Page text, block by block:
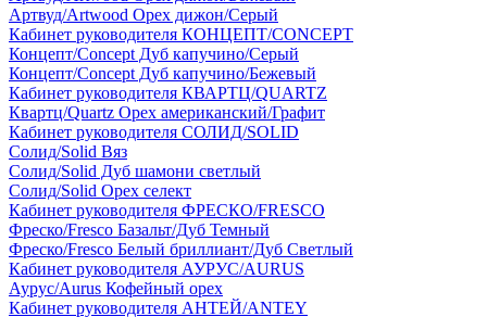
Артвуд/Artwood Орех дижон/Серый
Кабинет руководителя КОНЦЕПТ/CONCEPT
Концепт/Concept Дуб капучино/Серый
Концепт/Concept Дуб капучино/Бежевый
Кабинет руководителя КВАРТЦ/QUARTZ
Квартц/Quartz Орех американский/Графит
Кабинет руководителя СОЛИД/SOLID
Солид/Solid Вяз
Солид/Solid Дуб шамони светлый
Солид/Solid Орех селект
Кабинет руководителя ФРЕСКО/FRESCO
Фреско/Fresco Базальт/Дуб Темный
Фреско/Fresco Белый бриллиант/Дуб Светлый
Кабинет руководителя АУРУС/AURUS
Аурус/Aurus Кофейный орех
Кабинет руководителя АНТЕЙ/ANTEY